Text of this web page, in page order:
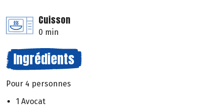
Cuisson
0 min
Ingrédients
Pour 4 personnes
1 Avocat